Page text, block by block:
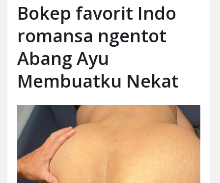
Bokep favorit Indo
romansa ngentot
Abang Ayu
Membuatku Nekat